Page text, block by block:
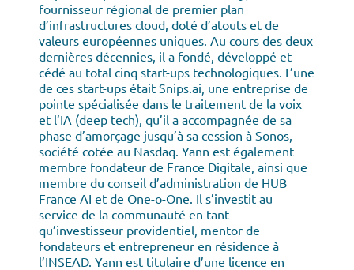
fournisseur régional de premier plan
d’infrastructures cloud, doté d’atouts et de
valeurs européennes uniques. Au cours des deux
dernières décennies, il a fondé, développé et
cédé au total cinq start-ups technologiques. L’une
de ces start-ups était Snips.ai, une entreprise de
pointe spécialisée dans le traitement de la voix
et l’IA (deep tech), qu’il a accompagnée de sa
phase d’amorçage jusqu’à sa cession à Sonos,
société cotée au Nasdaq. Yann est également
membre fondateur de France Digitale, ainsi que
membre du conseil d’administration de HUB
France AI et de One-o-One. Il s’investit au
service de la communauté en tant
qu’investisseur providentiel, mentor de
fondateurs et entrepreneur en résidence à
l’INSEAD. Yann est titulaire d’une licence en